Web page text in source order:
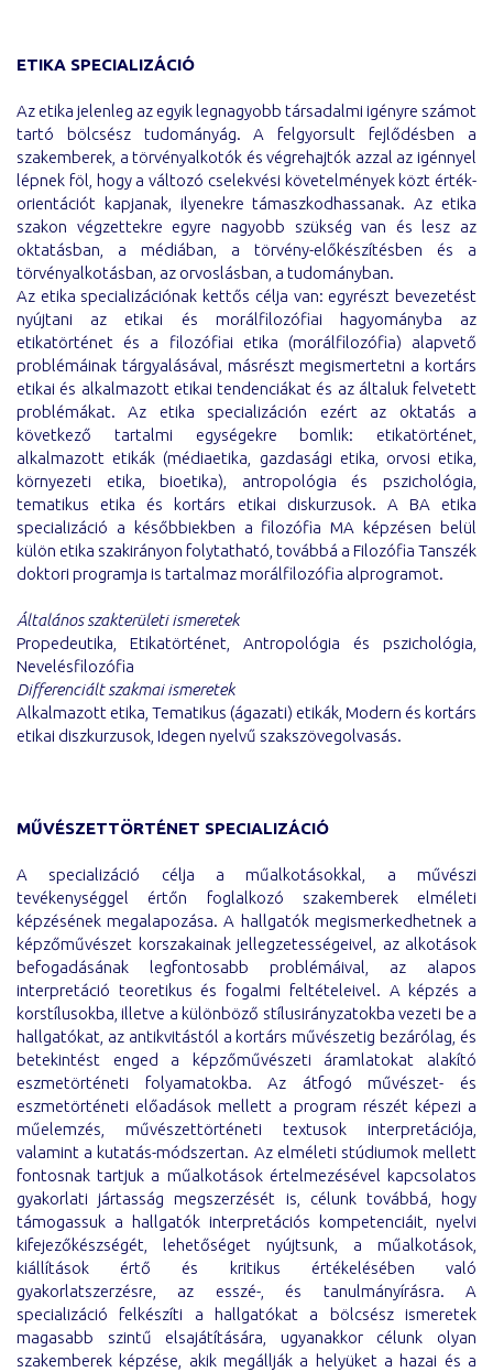
ETIKA SPECIALIZÁCIÓ
Az etika jelenleg az egyik legnagyobb társadalmi igényre számot
tartó bölcsész tudományág. A felgyorsult fejlődésben a
szakemberek, a törvényalkotók és végrehajtók azzal az igénnyel
lépnek föl, hogy a változó cselekvési követelmények közt érték-
orientációt kapjanak, ilyenekre támaszkodhassanak. Az etika
szakon végzettekre egyre nagyobb szükség van és lesz az
oktatásban, a médiában, a törvény-előkészítésben és a
törvényalkotásban, az orvoslásban, a tudományban.
Az etika specializációnak kettős célja van: egyrészt bevezetést
nyújtani az etikai és morálfilozófiai hagyományba az
etikatörténet és a filozófiai etika (morálfilozófia) alapvető
problémáinak tárgyalásával, másrészt megismertetni a kortárs
etikai és alkalmazott etikai tendenciákat és az általuk felvetett
problémákat. Az etika specializáción ezért az oktatás a
következő tartalmi egységekre bomlik: etikatörténet,
alkalmazott etikák (médiaetika, gazdasági etika, orvosi etika,
környezeti etika, bioetika), antropológia és pszichológia,
tematikus etika és kortárs etikai diskurzusok. A BA etika
specializáció a későbbiekben a filozófia MA képzésen belül
külön etika szakirányon folytatható, továbbá a Filozófia Tanszék
doktori programja is tartalmaz morálfilozófia alprogramot.
Általános szakterületi ismeretek
Propedeutika, Etikatörténet, Antropológia és pszichológia,
Nevelésfilozófia
Differenciált szakmai ismeretek
Alkalmazott etika, Tematikus (ágazati) etikák, Modern és kortárs
etikai diszkurzusok, Idegen nyelvű szakszövegolvasás.
MŰVÉSZETTÖRTÉNET SPECIALIZÁCIÓ
A specializáció célja a műalkotásokkal, a művészi
tevékenységgel értőn foglalkozó szakemberek elméleti
képzésének megalapozása. A hallgatók megismerkedhetnek a
képzőművészet korszakainak jellegzetességeivel, az alkotások
befogadásának legfontosabb problémáival, az alapos
interpretáció teoretikus és fogalmi feltételeivel. A képzés a
korstílusokba, illetve a különböző stílusirányzatokba vezeti be a
hallgatókat, az antikvitástól a kortárs művészetig bezárólag, és
betekintést enged a képzőművészeti áramlatokat alakító
eszmetörténeti folyamatokba. Az átfogó művészet- és
eszmetörténeti előadások mellett a program részét képezi a
műelemzés, művészettörténeti textusok interpretációja,
valamint a kutatás-módszertan. Az elméleti stúdiumok mellett
fontosnak tartjuk a műalkotások értelmezésével kapcsolatos
gyakorlati jártasság megszerzését is, célunk továbbá, hogy
támogassuk a hallgatók interpretációs kompetenciáit, nyelvi
kifejezőkészségét, lehetőséget nyújtsunk, a műalkotások,
kiállítások értő és kritikus értékelésében való
gyakorlatszerzésre, az esszé-, és tanulmányírásra. A
specializáció felkészíti a hallgatókat a bölcsész ismeretek
magasabb szintű elsajátítására, ugyanakkor célunk olyan
szakemberek képzése, akik megállják a helyüket a hazai és a